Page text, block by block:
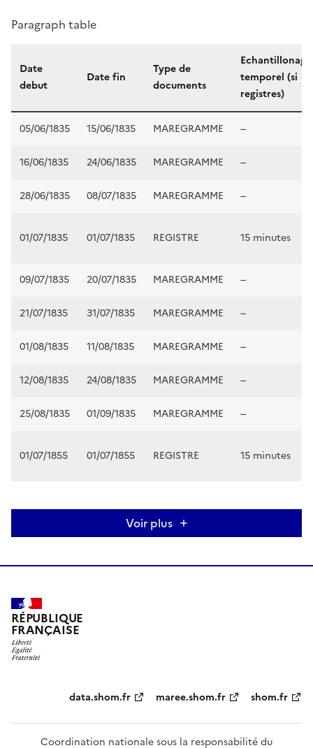
Paragraph table
Date
debut
Date fin
Type de
documents
Echantillonage
temporel (si
registres)
05/06/1835 15/06/1835 MAREGRAMME --
16/06/1835 24/06/1835 MAREGRAMME --
28/06/1835 08/07/1835 MAREGRAMME --
01/07/1835 01/07/1835 REGISTRE 15 minutes
09/07/1835 20/07/1835 MAREGRAMME --
21/07/1835 31/07/1835 MAREGRAMME --
01/08/1835 11/08/1835 MAREGRAMME --
12/08/1835 24/08/1835 MAREGRAMME --
25/08/1835 01/09/1835 MAREGRAMME --
01/07/1855 01/07/1855 REGISTRE 15 minutes
Voir plus
RÉPUBLIQUE
FRANÇAISE
Partenaires
data.shom.fr maree.shom.fr shom.fr
Coordination nationale sous la responsabilité du